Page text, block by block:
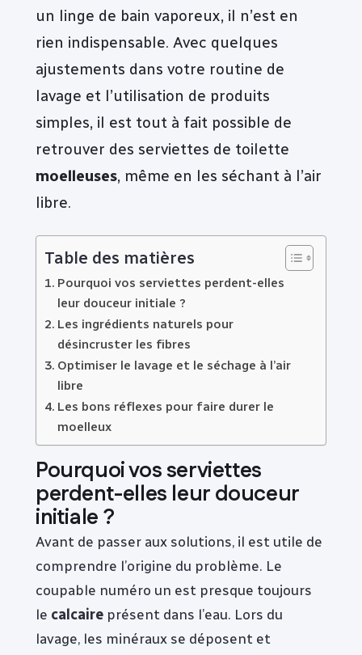
un linge de bain vaporeux, il n’est en
rien indispensable. Avec quelques
ajustements dans votre routine de
lavage et l’utilisation de produits
simples, il est tout à fait possible de
retrouver des serviettes de toilette
moelleuses, même en les séchant à l’air
libre.
Table des matières
Pourquoi vos serviettes perdent-elles
leur douceur initiale ?
Les ingrédients naturels pour
désincruster les fibres
Optimiser le lavage et le séchage à l’air
libre
Les bons réflexes pour faire durer le
moelleux
Pourquoi vos serviettes
perdent-elles leur douceur
initiale ?
Avant de passer aux solutions, il est utile de
comprendre l’origine du problème. Le
coupable numéro un est presque toujours
le calcaire présent dans l’eau. Lors du
lavage, les minéraux se déposent et